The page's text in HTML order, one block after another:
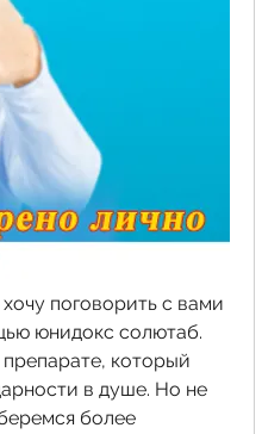
поговорить с вами
юнидокс солютаб.
который
в душе. Но не
более